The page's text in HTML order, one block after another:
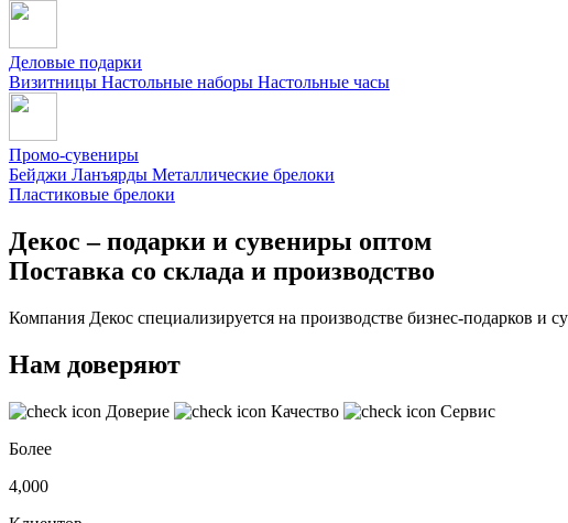
Деловые подарки
Визитницы Настольные наборы Настольные часы
Промо-сувениры
Бейджи Ланъярды Металлические брелоки
Пластиковые брелоки
Декос – подарки и сувениры оптом
Поставка со склада и производство
Компания Декос специализируется на производстве бизнес-подарков и
Нам доверяют
Доверие Качество
Сервис
Более
4,000